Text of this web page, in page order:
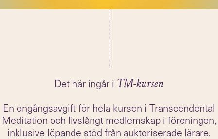
Det här ingår i TM-kursen
En engångsavgift för hela kursen i Transcendental
Meditation och livslångt medlemskap i föreningen,
inklusive löpande stöd från auktoriserade lärare.